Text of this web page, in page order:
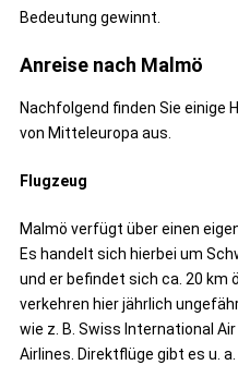
Bedeutung gewinnt.
Anreise nach Malmö
Nachfolgend finden Sie einige
von Mitteleuropa aus.
Flugzeug
Malmö verfügt über einen
Es handelt sich hierbei um
und er befindet sich ca. 20
verkehren hier jährlich
wie z. B. Swiss International
Airlines. Direktflüge gibt es u.